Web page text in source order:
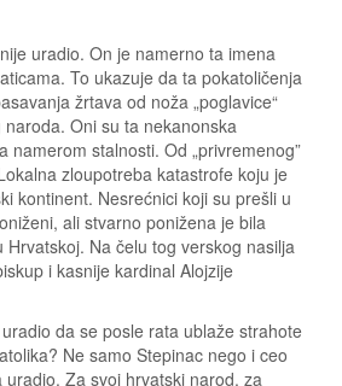
uradio. On je namerno ta imena
To ukazuje da ta pokatoličenja
žrtava od noža „poglavice“
Oni su ta nekanonska
namerom stalnosti. Od „privremenog”
zloupotreba katastrofe koju je
kontinent. Nesrećnici koji su prešli u
ali stvarno ponižena je bila
Na čelu tog verskog nasilja
i kasnije kardinal Alojzije
da se posle rata ublaže strahote
Ne samo Stepinac nego i ceo
Za svoj hrvatski narod, za